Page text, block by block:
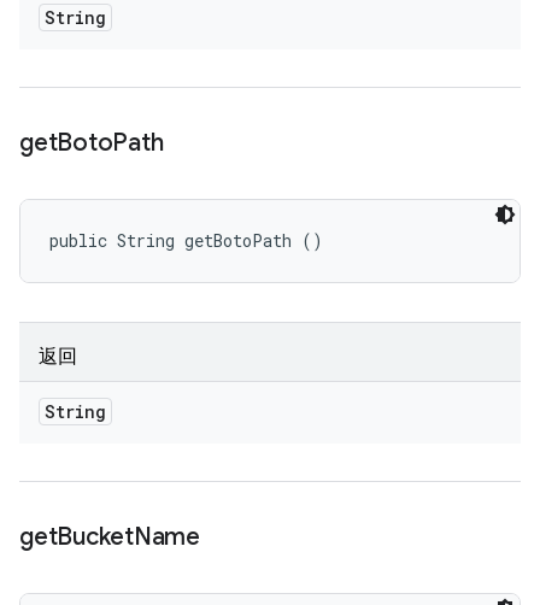
String
getBotoPath
public String getBotoPath ()
返回
String
getBucketName